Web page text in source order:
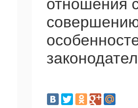
отношения